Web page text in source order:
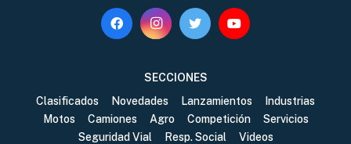
SECCIONES
Clasificados
Novedades Lanzamientos
Industrias
Motos
Camiones Agro Competición
Servicios
Seguridad Vial
Resp. Social Videos